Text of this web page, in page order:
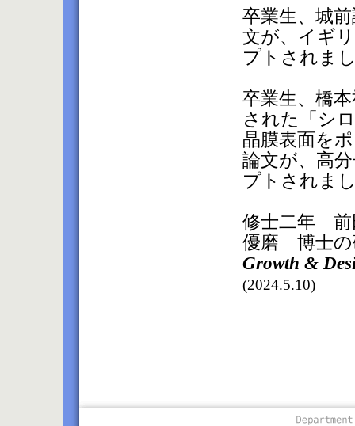
卒業生、城
文が、イギ
プトされま
卒業生、橋
された「シ
晶膜表面を
論文が、高
プトされま
修士二年
優磨 博士の
Growth &
(2024.5.10)